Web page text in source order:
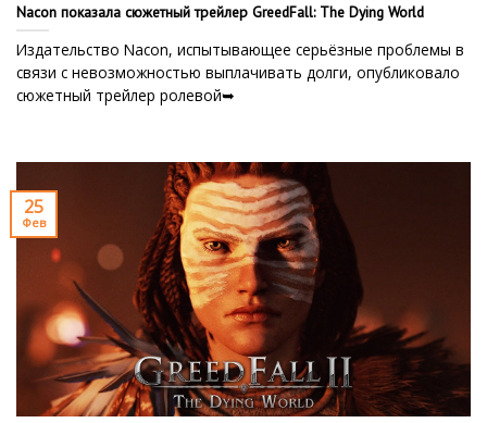
Nacon показала сюжетный трейлер GreedFall: The Dying World
Издательство Nacon, испытывающее серьёзные проблемы в
связи с невозможностью выплачивать долги, опубликовало
сюжетный трейлер ролевой➥
25
Фев